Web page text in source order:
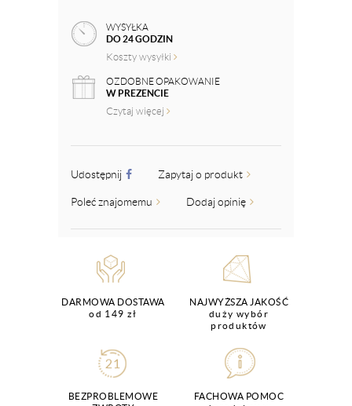
WYSYŁKA
DO 24 GODZIN
Koszty wysyłki
OZDOBNE OPAKOWANIE
W PREZENCIE
Czytaj więcej
Udostępnij Zapytaj o produkt
Poleć znajomemu Dodaj opinię
DARMOWA DOSTAWA
od 149 zł
NAJWYŻSZA JAKOŚĆ
duży wybór
produktów
BEZPROBLEMOWE
FACHOWA POMOC